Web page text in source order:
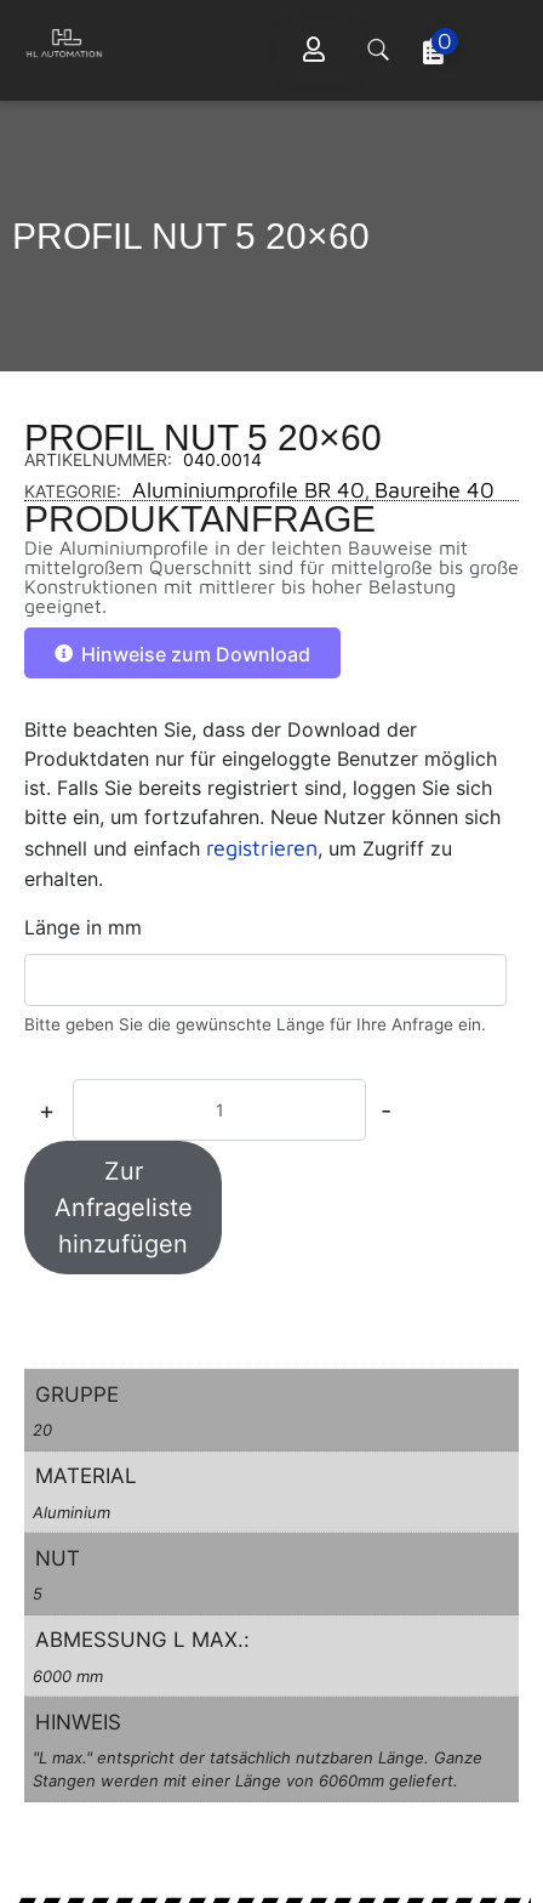
0
PROFIL NUT 5 20×60
PROFIL NUT 5 20×60
ARTIKELNUMMER: 040.0014
KATEGORIE:
Aluminiumprofile BR 40, Baureihe 40
PRODUKTANFRAGE
Die Aluminiumprofile in der leichten Bauweise mit
mittelgroßem Querschnitt sind für mittelgroße bis große
Konstruktionen mit mittlerer bis hoher Belastung
geeignet.
Hinweise zum Download
Bitte beachten Sie, dass der Download der
Produktdaten nur für eingeloggte Benutzer möglich
ist. Falls Sie bereits registriert sind, loggen Sie sich
bitte ein, um fortzufahren. Neue Nutzer können sich
schnell und einfach registrieren, um Zugriff zu
erhalten.
Länge in mm
Bitte geben Sie die gewünschte Länge für Ihre Anfrage ein.
+ -
Zur
Anfrageliste
hinzufügen
GRUPPE
20
MATERIAL
Aluminium
NUT
5
ABMESSUNG L MAX.:
6000 mm
HINWEIS
"L max." entspricht der tatsächlich nutzbaren Länge. Ganze
Stangen werden mit einer Länge von 6060mm geliefert.